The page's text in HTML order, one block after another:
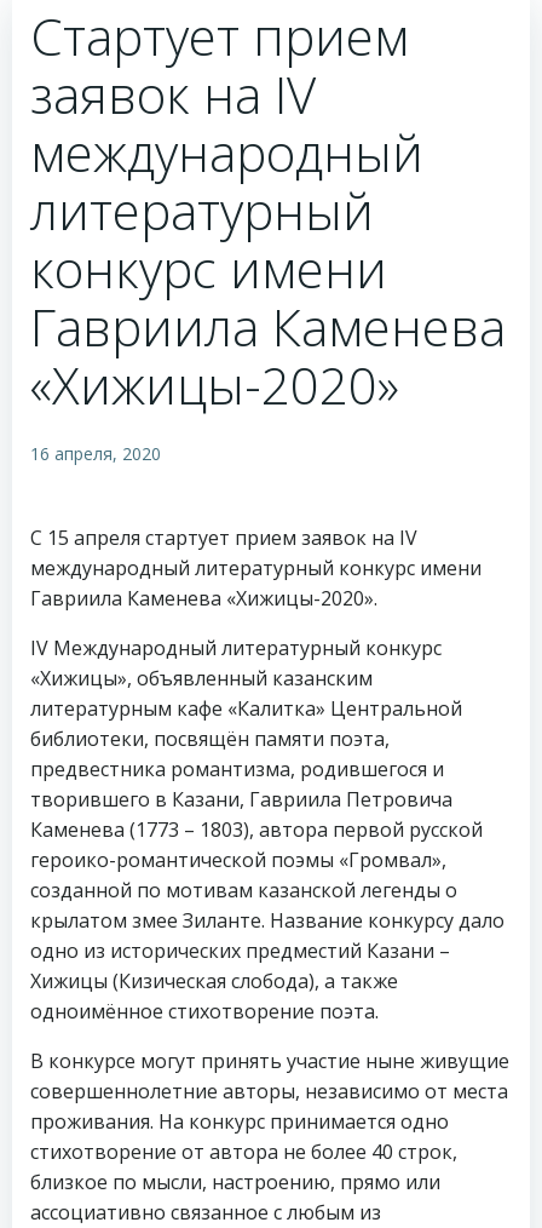
Стартует прием
заявок на IV
международный
литературный
конкурс имени
Гавриила Каменева
«Хижицы-2020»
16 апреля, 2020
С 15 апреля стартует прием заявок на IV
международный литературный конкурс имени
Гавриила Каменева «Хижицы-2020».
IV Международный литературный конкурс
«Хижицы», объявленный казанским
литературным кафе «Калитка» Центральной
библиотеки, посвящён памяти поэта,
предвестника романтизма, родившегося и
творившего в Казани, Гавриила Петровича
Каменева (1773 – 1803), автора первой русской
героико-романтической поэмы «Громвал»,
созданной по мотивам казанской легенды о
крылатом змее Зиланте. Название конкурсу дало
одно из исторических предместий Казани –
Хижицы (Кизическая слобода), а также
одноимённое стихотворение поэта.
В конкурсе могут принять участие ныне живущие
совершеннолетние авторы, независимо от места
проживания. На конкурс принимается одно
стихотворение от автора не более 40 строк,
близкое по мысли, настроению, прямо или
ассоциативно связанное с любым из